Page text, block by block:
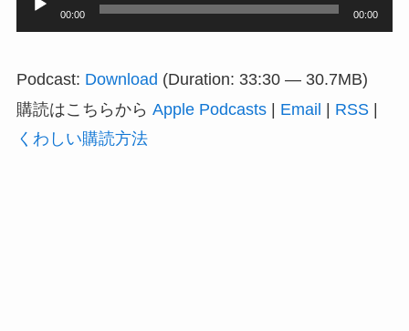
レ
00:00 00:00
Podcast: Download (Duration: 33:30 — 30.7MB)
購読はこちらから Apple Podcasts| Email | RSS|
くわしい購読方法